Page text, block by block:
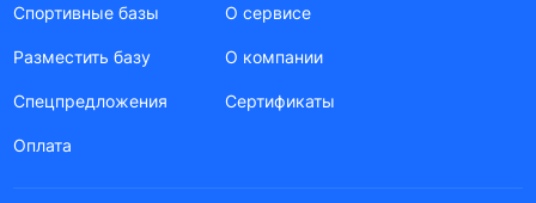
Спортивные базы
Разместить базу
Спецпредложения
Оплата
О сервисе
О компании
Сертификаты